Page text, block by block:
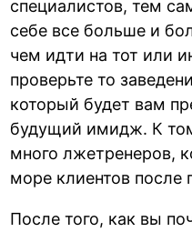
специалистов, тем
себе все больше и
чем идти на тот или
проверьте то
который будет вам
будущий имидж. К
много лжетренеров,
море клиентов после
После того, как вы